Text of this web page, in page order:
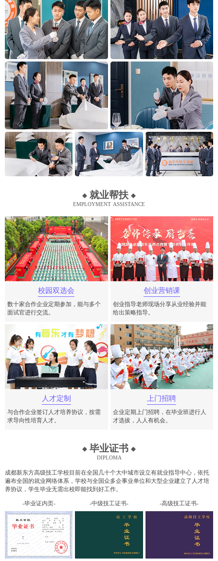
就业帮扶
employment assistance
校园双选会
数十家合作企业定期参加，能与多个
面试官进行交流。
创业营销课
创业指导老师现场分享从业经验并能
给出策略指导。
人才定制
与合作企业签订人才培养协议，按需
求导向性培育人才。
上门招聘
企业定期上门招聘，在毕业班进行人
才选拔，人人有机会。
毕业证书
diploma
成都新东方高级技工学校目前在全国几十个大中城市设立有就业指导中心，依托
遍布全国的就业网络体系，学校与全国众多企事业单位和大型企业建立了人才培
养协议，学生毕业无需出校即能找到好工作。
-毕业证内页- -中级技工证书- -高级技工证书-